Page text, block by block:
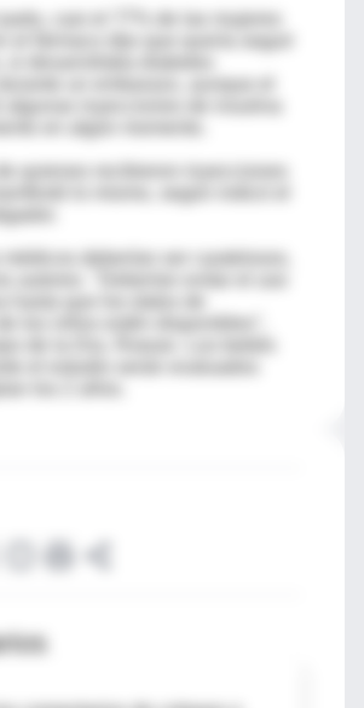
casi el 77% de las mujeres
un embarazo, aunque el
quienes recibieron inyecciones